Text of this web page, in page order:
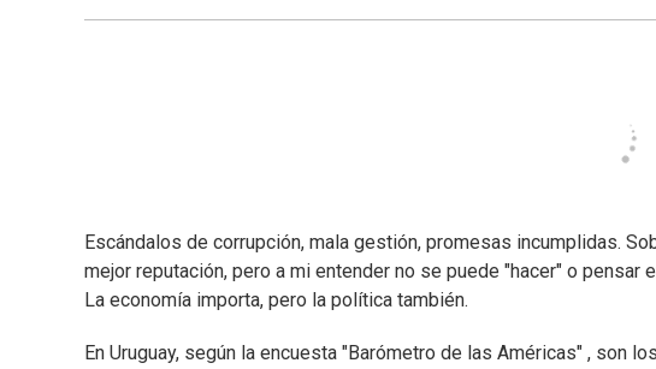
Escándalos de corrupción, mala gestión, promesas incumplidas.
mejor reputación, pero a mi entender no se puede "hacer" o
La economía importa, pero la política también.
En Uruguay, según la encuesta "Barómetro de las Américas" , son